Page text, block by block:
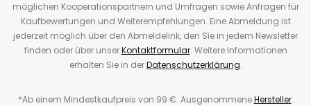
möglichen Kooperationspartnern und Umfragen sowie Anfragen für
Kaufbewertungen und Weiterempfehlungen. Eine Abmeldung ist
jederzeit möglich über den Abmeldelink, den Sie in jedem Newsletter
finden oder über unserKontaktformular. Weitere Informationen
erhalten Sie in derDatenschutzerklärung.
*Ab einem Mindestkaufpreis von 99 €. AusgenommeneHersteller.